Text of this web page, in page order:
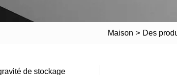
Maison > Des